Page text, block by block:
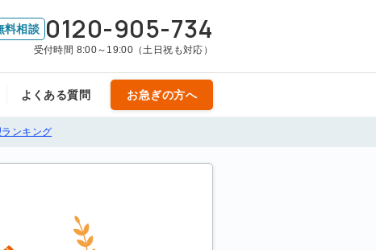
料相談 0120-905-734
受付時間 8:00～19:00（土日祝も対応）
よくある質問 お急ぎの方へ
ンキング